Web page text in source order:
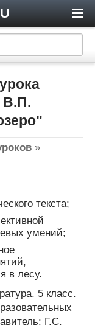
В.П.
»
текста;
умений;
в лесу.
5 класс.
Г.С.